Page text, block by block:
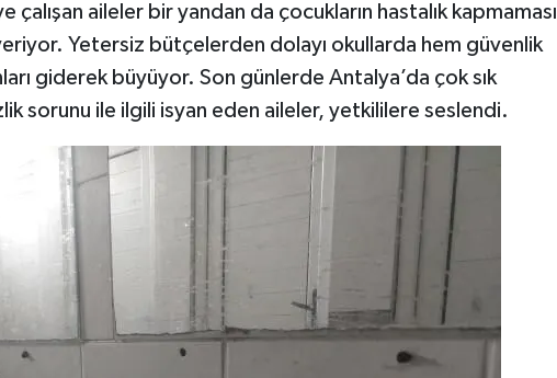
çalışan aileler bir yandan da çocukların hastalık kapmaması
Yetersiz bütçelerden dolayı okullarda hem güvenlik
giderek büyüyor. Son günlerde Antalya’da çok sık
sorunu ile ilgili isyan eden aileler, yetkililere seslendi.